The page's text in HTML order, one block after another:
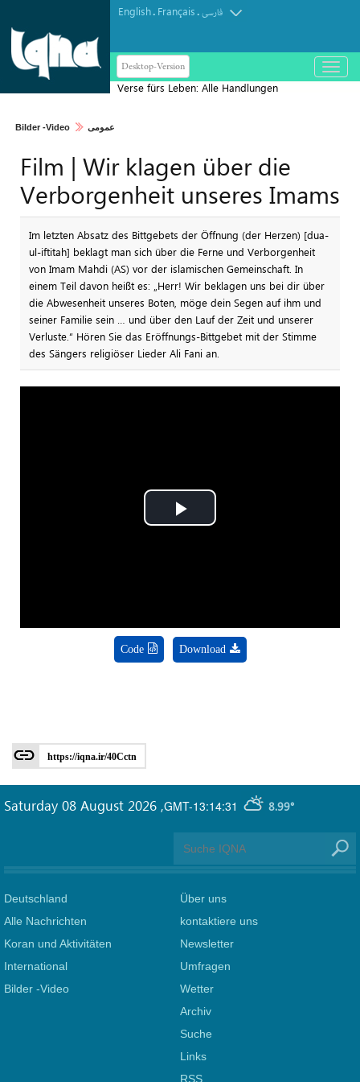
English. Français.فارسی
Desktop-Version
باز
و
Verse fürs Leben: Alle Handlungen
Bilder -Video عمومی
Film | Wir klagen über die
Verborgenheit unseres Imams
Im letzten Absatz des Bittgebets der Öffnung (der Herzen) [dua-
ul-iftitah] beklagt man sich über die Ferne und Verborgenheit
von Imam Mahdi (AS) vor der islamischen Gemeinschaft. In
einem Teil davon heißt es: „Herr! Wir beklagen uns bei dir über
die Abwesenheit unseres Boten, möge dein Segen auf ihm und
seiner Familie sein … und über den Lauf der Zeit und unserer
Verluste.“ Hören Sie das Eröffnungs-Bittgebet mit der Stimme
des Sängers religiöser Lieder Ali Fani an.
Play
Code Download
https://iqna.ir/40Cctn
GMT-13:14:31 8.99°
Saturday 08 August 2026 ,
Deutschland
Alle Nachrichten
Koran und Aktivitäten
International
Bilder -Video
Über uns
kontaktiere uns
Newsletter
Umfragen
Wetter
Archiv
Suche
Links
RSS